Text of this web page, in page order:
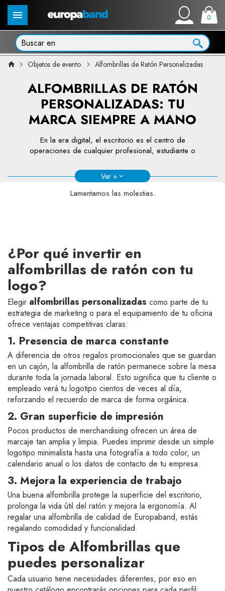
0
Objetos de evento Alfombrillas de Ratón Personalizadas
ALFOMBRILLAS DE RATÓN
PERSONALIZADAS: TU
MARCA SIEMPRE A MANO
En la era digital, el escritorio es el centro de
operaciones de cualquier profesional, estudiante o
personalizadasse han consolidado como uno de los
artículos de merchandisingmás efectivos y
demandados. Son prácticas, duraderas y ofrecen una
precisión del ratón y el mayor confort para el usuario,
todo ello mientras tu logotipo o diseño luce con
colores vibrantes y nitidez profesional.
Ver +
Lamentamos las molestias.
¿Por qué invertir en
alfombrillas de ratón con tu
logo?
Elegir alfombrillas personalizadas como parte de tu
estrategia de marketing o para el equipamiento de tu oficina
ofrece ventajas competitivas claras:
1. Presencia de marca constante
A diferencia de otros regalos promocionales que se guardan
en un cajón, la alfombrilla de ratón permanece sobre la mesa
durante toda la jornada laboral. Esto significa que tu cliente o
empleado verá tu logotipo cientos de veces al día,
reforzando el recuerdo de marca de forma orgánica.
2. Gran superficie de impresión
Pocos productos de merchandising ofrecen un área de
marcaje tan amplia y limpia. Puedes imprimir desde un simple
logotipo minimalista hasta una fotografía a todo color, un
calendario anual o los datos de contacto de tu empresa.
3. Mejora la experiencia de trabajo
Una buena alfombrilla protege la superficie del escritorio,
prolonga la vida útil del ratón y mejora la ergonomía. Al
regalar una alfombrilla de calidad de Europaband, estás
regalando comodidad y funcionalidad.
Tipos de Alfombrillas que
puedes personalizar
Cada usuario tiene necesidades diferentes, por eso en